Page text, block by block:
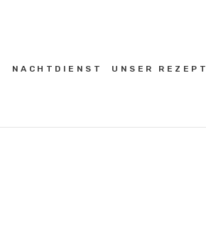
NACHTDIENST UNSER REZEPT